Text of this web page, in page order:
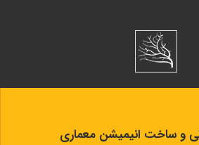
و ساخت انیمیشن معماری